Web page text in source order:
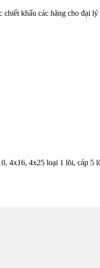
khấu các hãng cho đại lý
4x16, 4x25 loại 1 lõi, cáp 5